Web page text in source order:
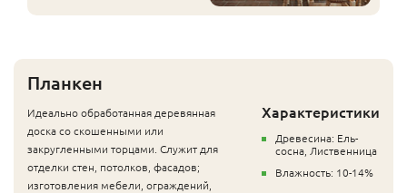
Планкен
Идеально обработанная деревянная
доска со скошенными или
закругленными торцами. Служит для
отделки стен, потолков, фасадов;
изготовления мебели, ограждений,
Характеристики
Древесина: Ель-
сосна, Лиственница
Влажность: 10-14%